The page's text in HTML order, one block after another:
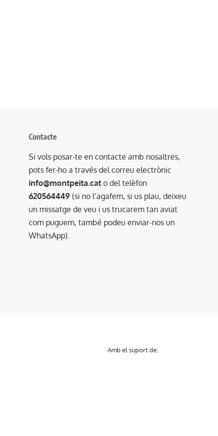
Contacte
Si vols posar-te en contacte amb nosaltres,
pots fer-ho a través del correu electrònic
info@montpeita.cat o del telèfon
620564449 (si no l’agafem, si us plau, deixeu
un missatge de veu i us trucarem tan aviat
com puguem, també podeu enviar-nos un
WhatsApp).
Amb el suport de: